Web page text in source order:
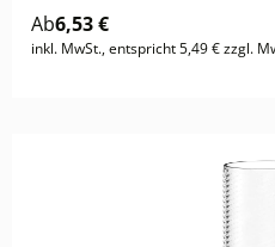
Ab6,53 €
inkl. MwSt., entspricht 5,49 € zzgl.